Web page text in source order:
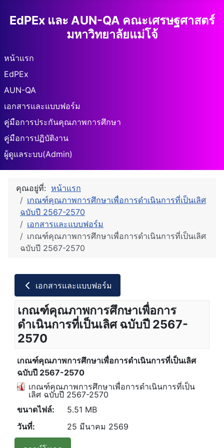
EdPEx และ AUN-QA คณะเศรษฐศาสตร์
มหาวิทยาลัยแม่โจ้
หน้าแรก
EdPEx
AUN-QA
เอกสารและแบบฟอร์ม
คู่มือการประกันคุณภาพการศึกษา
คู่มือการปฏิบัติงาน
ผู้ดูแลระบบ(Admin)
คุณอยู่ที่: หน้าแรก
เกณฑ์คุณภาพการศึกษาเพื่อการดำเนินการที่เป็นเลิศ
ฉบับปี 2567-2570
เอกสารและแบบฟอร์ม
เกณฑ์คุณภาพการศึกษาเพื่อการดำเนินการที่เป็นเลิศ
ฉบับปี 2567-2570
เอกสารและแบบฟอร์ม
เกณฑ์คุณภาพการศึกษาเพื่อการ
ดำเนินการที่เป็นเลิศ ฉบับปี 2567-
2570
เกณฑ์คุณภาพการศึกษาเพื่อการดำเนินการที่เป็นเลิศ
ฉบับปี 2567-2570
เกณฑ์คุณภาพการศึกษาเพื่อการดำเนินการที่เป็น
เลิศ ฉบับปี 2567-2570
ขนาดไฟล์:
5.51 MB
วันที่:
25 มีนาคม 2569